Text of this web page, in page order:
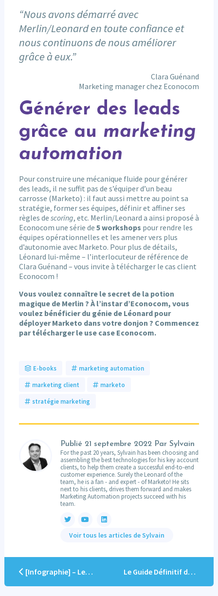
“Nous avons démarré avec
Merlin/Leonard en toute confiance et
nous continuons de nous améliorer
grâce à eux.”
Clara Guénand
Marketing manager chez Econocom
Générer des leads
grâce au marketing
automation
Pour construire une mécanique fluide pour générer
des leads, il ne suffit pas de s’équiper d’un beau
carrosse (Marketo) : il faut aussi mettre au point sa
stratégie, former ses équipes, définir et affiner ses
règles de scoring, etc. Merlin/Leonard a ainsi proposé à
Econocom une série de 5 workshops pour rendre les
équipes opérationnelles et les amener vers plus
d’autonomie avec Marketo. Pour plus de détails,
Léonard lui-même – l’interlocuteur de référence de
Clara Guénand – vous invite à télécharger le cas client
Econocom !
Vous voulez connaître le secret de la potion
magique de Merlin ? À l’instar d’Econocom, vous
voulez bénéficier du génie de Léonard pour
déployer Marketo dans votre donjon ? Commencez
par télécharger le use case Econocom.
E-books marketing automation
marketing client marketo
stratégie marketing
Publié 21 septembre 2022Par Sylvain
For the past 20 years, Sylvain has been choosing and
assembling the best technologies for his key account
clients, to help them create a successful end-to-end
customer experience. Surely the Leonard of the
team, he is a fan - and expert - of Marketo! He sits
next to his clients, drives them forward and makes
Marketing Automation projects succeed with his
team.
Voir tous les articles de Sylvain
[Infographie] – Les 7 causes d’échec du marketing automation Le Guide Définitif du Marketing Automation by Marketo